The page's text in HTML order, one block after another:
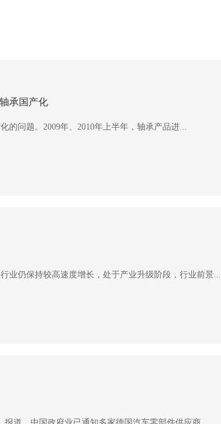
承国产化
问题。2009年、2010年上半年，轴承产品进...
仍保持较高速度增长，处于产业升级阶段，行业前景...